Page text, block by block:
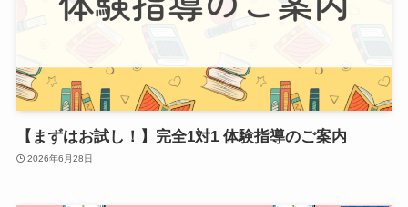
【まずはお試し！】完全1対1 体験指導のご案内
2026年6月28日